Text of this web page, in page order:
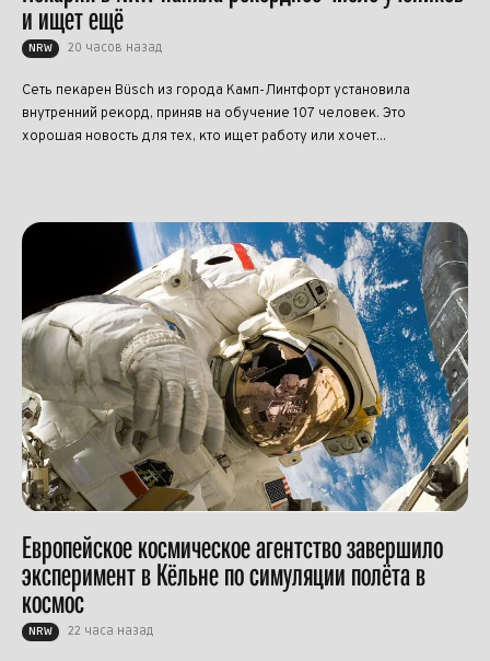
и ищет ещё
NRW 20 часов назад
Сеть пекарен Büsch из города Камп-Линтфорт установила
внутренний рекорд, приняв на обучение 107 человек. Это
хорошая новость для тех, кто ищет работу или хочет...
Европейское космическое агентство завершило
эксперимент в Кёльне по симуляции полёта в
космос
NRW 22 часа назад